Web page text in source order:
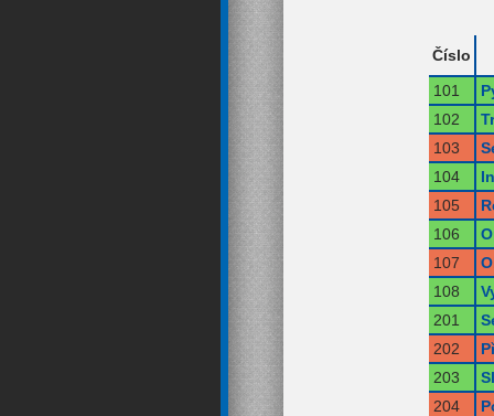
Číslo
101
102
103
104
105
106
107
108
201
202
203
204